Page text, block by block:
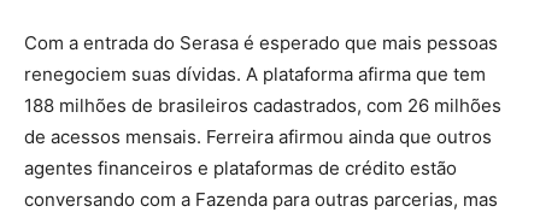
Com a entrada do Serasa é esperado que mais pessoas
renegociem suas dívidas. A plataforma afirma que tem
188 milhões de brasileiros cadastrados, com 26 milhões
de acessos mensais. Ferreira afirmou ainda que outros
agentes financeiros e plataformas de crédito estão
conversando com a Fazenda para outras parcerias, mas